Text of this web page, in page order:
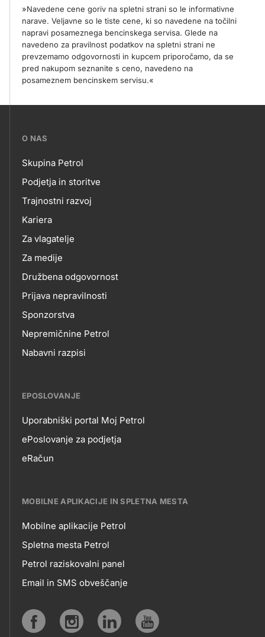
»Navedene cene goriv na spletni strani so le informativne
narave. Veljavne so le tiste cene, ki so navedene na točilni
napravi posameznega bencinskega servisa. Glede na
navedeno za pravilnost podatkov na spletni strani ne
prevzemamo odgovornosti in kupcem priporočamo, da se
pred nakupom seznanite s ceno, navedeno na
posameznem bencinskem servisu.«
???
skupno.footer-
title???
O NAS
O
NAS
Skupina Petrol
Podjetja in storitve
Trajnostni razvoj
Kariera
Za vlagatelje
Za medije
Družbena odgovornost
Prijava nepravilnosti
Sponzorstva
Nepremičnine Petrol
Nabavni razpisi
EPOSLOVANJE
EPOSLOVANJE
Uporabniški portal Moj Petrol
ePoslovanje za podjetja
eRačun
MOBILNE APLIKACIJE IN SPLETNA MESTA
MOBILNE
APLIKACIJE
SPLETNA
Mobilne aplikacije Petrol
Spletna mesta Petrol
Petrol raziskovalni panel
Email in SMS obveščanje